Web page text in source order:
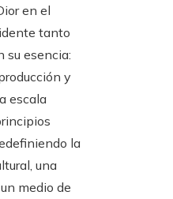
en el
tanto
su esencia:
y
escala
la
una
medio de